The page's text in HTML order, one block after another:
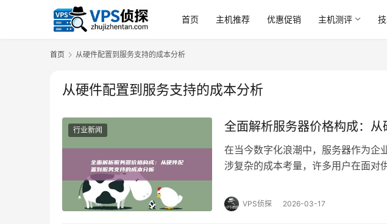
首页 主机推荐 优惠促销 主机测评
首页 从硬件配置到服务支持的成本分析
从硬件配置到服务支持的成本分析
行业新闻 全面解析服务器价格构成：
在当今数字化浪潮中，服务器作为企
涉复杂的成本考量，许多用户在面对
可见的硬件组件到隐性的服务与支持
务器的核心成本源于其硬件配置，这
VPS侦探 2026-03-17